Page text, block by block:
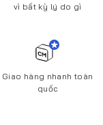
vì bất kỳ lý do gì
Giao hàng nhanh toàn
quốc